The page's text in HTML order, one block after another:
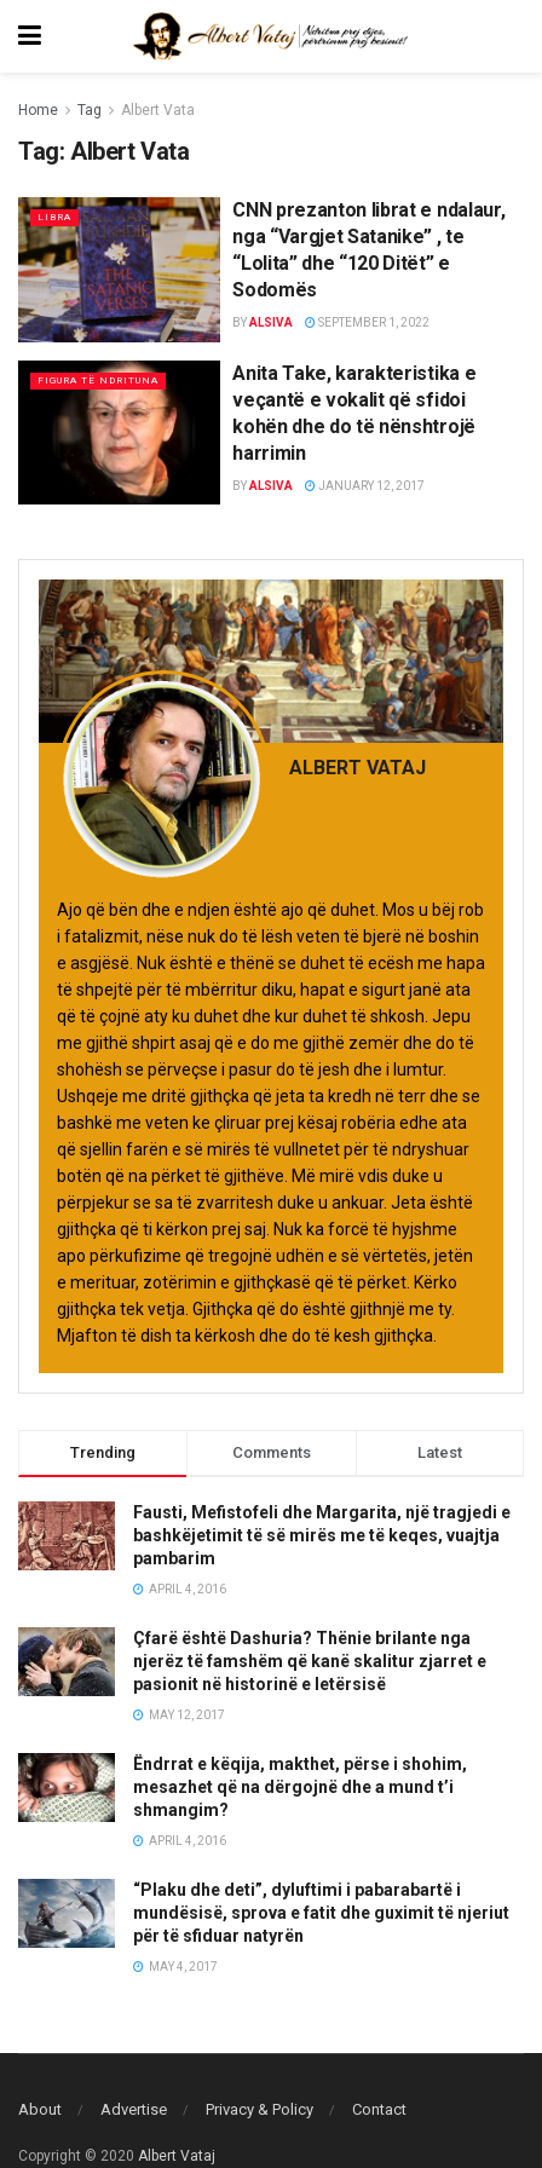
Home Tag Albert Vata
Tag: Albert Vata
LIBRA
CNN prezanton librat e ndalaur,
nga “Vargjet Satanike” , te
“Lolita” dhe “120 Ditët” e
Sodomës
BYALSIVA SEPTEMBER 1, 2022
FIGURA TË NDRITUNA
Anita Take, karakteristika e
veçantë e vokalit që sfidoi
kohën dhe do të nënshtrojë
harrimin
BYALSIVA JANUARY 12, 2017
ALBERT VATAJ
Ajo që bën dhe e ndjen është ajo që duhet. Mos u bëj rob
i fatalizmit, nëse nuk do të lësh veten të bjerë në boshin
e asgjësë. Nuk është e thënë se duhet të ecësh me hapa
të shpejtë për të mbërritur diku, hapat e sigurt janë ata
që të çojnë aty ku duhet dhe kur duhet të shkosh. Jepu
me gjithë shpirt asaj që e do me gjithë zemër dhe do të
shohësh se përveçse i pasur do të jesh dhe i lumtur.
Ushqeje me dritë gjithçka që jeta ta kredh në terr dhe se
bashkë me veten ke çliruar prej kësaj robëria edhe ata
që sjellin farën e së mirës të vullnetet për të ndryshuar
botën që na përket të gjithëve. Më mirë vdis duke u
përpjekur se sa të zvarritesh duke u ankuar. Jeta është
gjithçka që ti kërkon prej saj. Nuk ka forcë të hyjshme
apo përkufizime që tregojnë udhën e së vërtetës, jetën
e merituar, zotërimin e gjithçkasë që të përket. Kërko
gjithçka tek vetja. Gjithçka që do është gjithnjë me ty.
Mjafton të dish ta kërkosh dhe do të kesh gjithçka.
Trending Comments Latest
Fausti, Mefistofeli dhe Margarita, një tragjedi e
bashkëjetimit të së mirës me të keqes, vuajtja
pambarim
APRIL 4, 2016
Çfarë është Dashuria? Thënie brilante nga
njerëz të famshëm që kanë skalitur zjarret e
pasionit në historinë e letërsisë
MAY 12, 2017
Ëndrrat e këqija, makthet, përse i shohim,
mesazhet që na dërgojnë dhe a mund t’i
shmangim?
APRIL 4, 2016
“Plaku dhe deti”, dyluftimi i pabarabartë i
mundësisë, sprova e fatit dhe guximit të njeriut
për të sfiduar natyrën
MAY 4, 2017
About Advertise Privacy & Policy Contact
Copyright © 2020 Albert Vataj